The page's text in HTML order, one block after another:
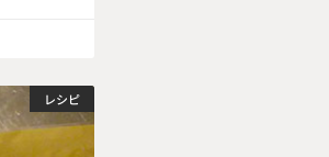
レシピ